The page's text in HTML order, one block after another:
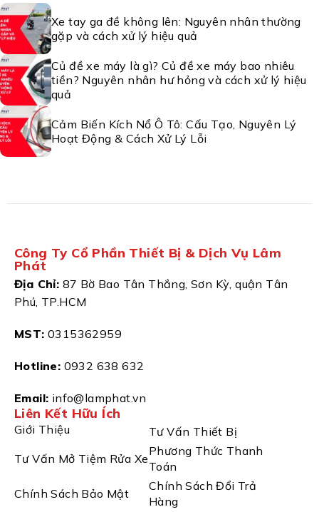
Xe tay ga đề không lên: Nguyên nhân thường
gặp và cách xử lý hiệu quả
Củ đề xe máy là gì? Củ đề xe máy bao nhiêu
tiền? Nguyên nhân hư hỏng và cách xử lý hiệu
quả
Cảm Biến Kích Nổ Ô Tô: Cấu Tạo, Nguyên Lý
Hoạt Động & Cách Xử Lý Lỗi
Công Ty Cổ Phần Thiết Bị & Dịch Vụ Lâm
Phát
Địa Chỉ: 87 Bờ Bao Tân Thắng, Sơn Kỳ, quận Tân
Phú, TP.HCM
MST: 0315362959
Hotline: 0932 638 632
Email: info@lamphat.vn
Liên Kết Hữu Ích
Giới Thiệu
Tư Vấn Thiết Bị
Tư Vấn Mở Tiệm Rửa Xe
Phương Thức Thanh
Toán
Chính Sách Bảo Mật
Chính Sách Đổi Trả
Hàng